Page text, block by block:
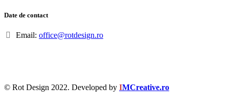
Date de contact
Email: office@rotdesign.ro
© Rot Design 2022. Developed by IMCreative.ro